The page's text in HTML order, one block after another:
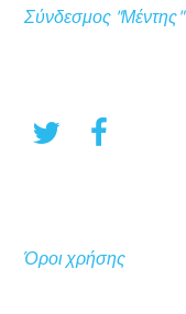
Σύνδεσμος "Μέντης"
Όροι χρήσης